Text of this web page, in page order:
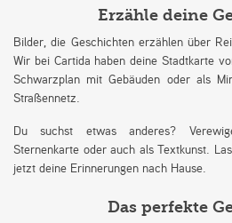
Erzähle deine
Bilder, die Geschichten erzählen über
Wir bei Cartida haben deine Stadtkarte
Schwarzplan mit Gebäuden oder als
Straßennetz.
Du suchst etwas anderes?
Sternenkarte oder auch als Textkunst.
jetzt deine Erinnerungen nach Hause.
Das perfekte